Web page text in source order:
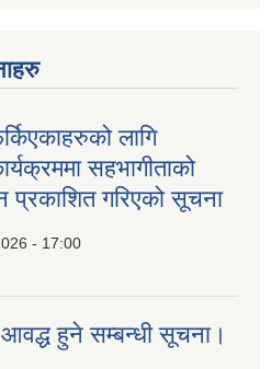
लागि
सहभागीताको
प्रकाशित गरिएको सूचना
- 17:00
हुने सम्बन्धी सूचना।